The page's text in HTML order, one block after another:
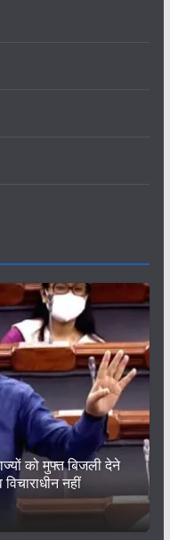
को मुफ्त बिजली देने
नहीं